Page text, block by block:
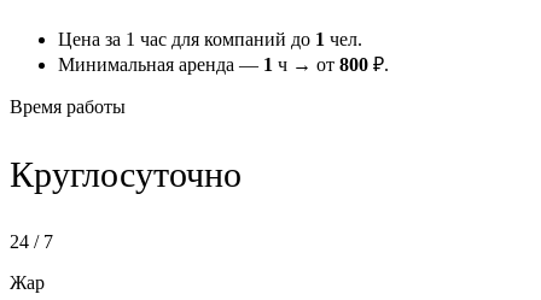
Цена за 1 час для компаний до 1 чел.
Минимальная аренда — 1 ч → от 800 ₽.
Время работы
Круглосуточно
24 / 7
Жар